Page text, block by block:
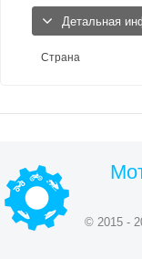
Детальная
Страна
© 2015 -